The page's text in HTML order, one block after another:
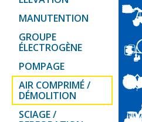
MANUTENTION
GROUPE
ÉLECTROGÈNE
POMPAGE
AIR COMPRIMÉ /
DÉMOLITION
SCIAGE /